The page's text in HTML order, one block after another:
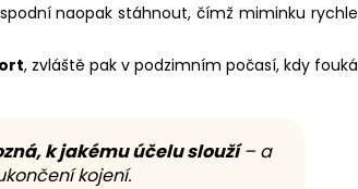
naopak stáhnout, čímž miminku rychle
, zvláště pak v podzimním počasí, kdy fouká
k jakému účelu slouží– a
kojení.